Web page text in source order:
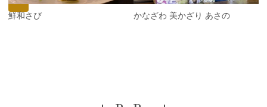
神鮮和さび かなざわ 美かざり あさの